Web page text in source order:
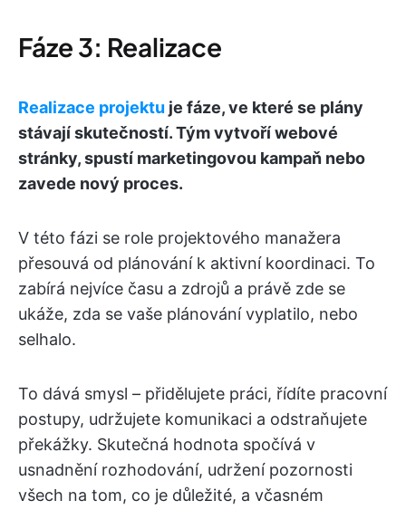
Fáze 3: Realizace
Realizace projektu je fáze, ve které se plány
stávají skutečností. Tým vytvoří webové
stránky, spustí marketingovou kampaň nebo
zavede nový proces.
V této fázi se role projektového manažera
přesouvá od plánování k aktivní koordinaci. To
zabírá nejvíce času a zdrojů a právě zde se
ukáže, zda se vaše plánování vyplatilo, nebo
selhalo.
To dává smysl – přidělujete práci, řídíte pracovní
postupy, udržujete komunikaci a odstraňujete
překážky. Skutečná hodnota spočívá v
usnadnění rozhodování, udržení pozornosti
všech na tom, co je důležité, a včasném